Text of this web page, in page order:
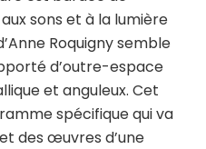
sons et à la lumière
Roquigny semble
d’outre-espace
et anguleux. Cet
spécifique qui va
des œuvres d’une